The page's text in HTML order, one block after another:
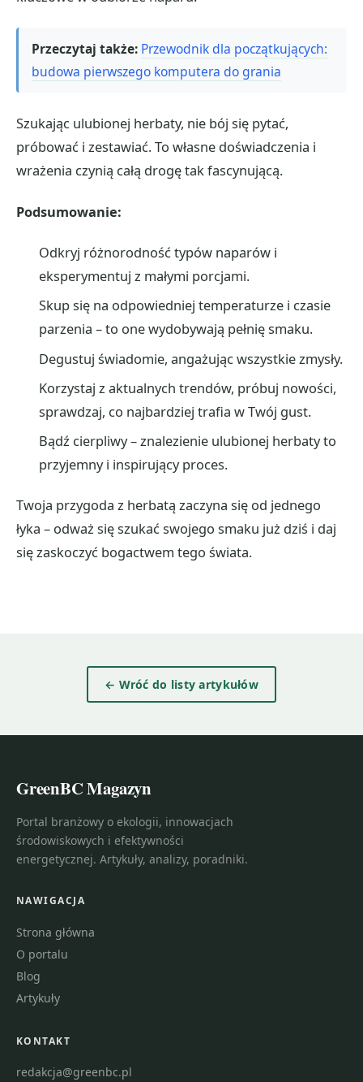
Przeczytaj także: Przewodnik dla początkujących:
budowa pierwszego komputera do grania
Szukając ulubionej herbaty, nie bój się pytać,
próbować i zestawiać. To własne doświadczenia i
wrażenia czynią całą drogę tak fascynującą.
Podsumowanie:
Odkryj różnorodność typów naparów i
eksperymentuj z małymi porcjami.
Skup się na odpowiedniej temperaturze i czasie
parzenia – to one wydobywają pełnię smaku.
Degustuj świadomie, angażując wszystkie zmysły.
Korzystaj z aktualnych trendów, próbuj nowości,
sprawdzaj, co najbardziej trafia w Twój gust.
Bądź cierpliwy – znalezienie ulubionej herbaty to
przyjemny i inspirujący proces.
Twoja przygoda z herbatą zaczyna się od jednego
łyka – odważ się szukać swojego smaku już dziś i daj
się zaskoczyć bogactwem tego świata.
← Wróć do listy artykułów
GreenBC Magazyn
Portal branżowy o ekologii, innowacjach
środowiskowych i efektywności
energetycznej. Artykuły, analizy, poradniki.
NAWIGACJA
Strona główna
O portalu
Blog
Artykuły
KONTAKT
redakcja@greenbc.pl